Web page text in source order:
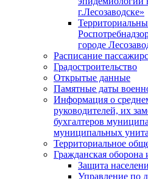
г.Лесозаводске»
городе
Расписание
Градостроительство
Открытые данные
Памятные даты
Информация о
руководителей, их
бухгалтеров
муниципальных
Территориальное
Гражданская
Защита
Управление по